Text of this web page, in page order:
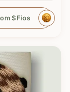
fique
$Fios